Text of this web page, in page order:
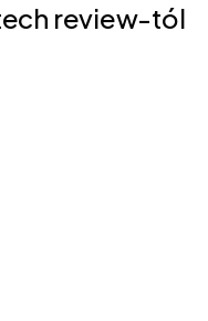
tech review-tól